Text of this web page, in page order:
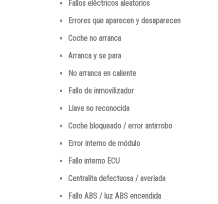
Fallos eléctricos aleatorios
Errores que aparecen y desaparecen
Coche no arranca
Arranca y se para
No arranca en caliente
Fallo de inmovilizador
Llave no reconocida
Coche bloqueado / error antirrobo
Error interno de módulo
Fallo interno ECU
Centralita defectuosa / averiada
Fallo ABS / luz ABS encendida